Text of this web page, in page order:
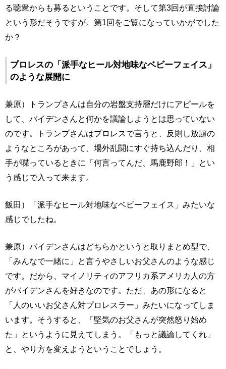
る聴衆からも募るということです。そして第3回が直接討論
という形だそうですが。第1回をご覧になっていかがでした
か？
プロレスの「派手なヒール対地味なベビーフェイス」
のような展開に
兼原）トランプさんは自分の岩盤支持層だけにアピールを
して、バイデンさんと何かを議論しようとは思っていない
のです。トランプさんはプロレスで言うと、反則し放題の
ようなところがあって、場外乱闘にすぐ持ち込んだり、相
手が喋っているときに「何言ってんだ、馬鹿野郎！」とい
う感じで入って来ます。
飯田）「派手なヒール対地味なベビーフェイス」みたいな
感じでしたね。
兼原）バイデンさんはどちらかというと取りまとめ型で、
「みんなで一緒に」と言うやさしいお父さんのような感じ
です。だから、マイノリティのアフリカ系アメリカ人の方
がバイデンさんを好きなのです。ただ、あの形になると
「人のいいお父さん対プロレスラー」みたいになってしま
います。そうすると、「堅気のお父さんが突然怒り始め
た」というように見えてしまう。「もっと議論してくれ」
と、やり方を変えようということでしょう。